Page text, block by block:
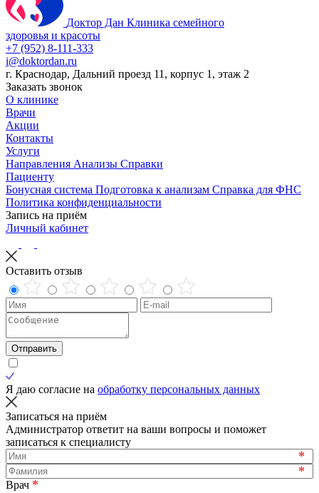
Доктор Дан Клиника семейного
здоровья и красоты
+7 (952) 8-111-333
i@doktordan.ru
г. Краснодар, Дальний проезд 11, корпус 1, этаж 2
Заказать звонок
О клинике
Врачи
Акции
Контакты
Услуги
Направления Анализы Справки
Пациенту
Бонусная система Подготовка к анализам Справка для ФНС
Политика конфиденциальности
Запись на приём
Личный кабинет
Оставить отзыв
Отправить
Я даю согласие на обработку персональных данных
Записаться на приём
Администратор ответит на ваши вопросы и поможет
записаться к специалисту
*
*
Врач *